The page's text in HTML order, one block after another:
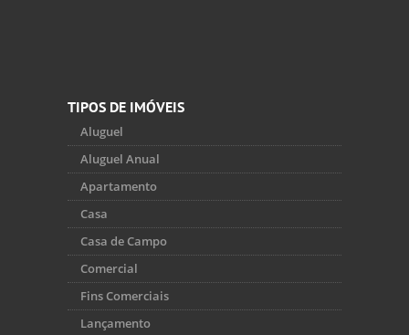
TIPOS DE IMÓVEIS
Aluguel
Aluguel Anual
Apartamento
Casa
Casa de Campo
Comercial
Fins Comerciais
Lançamento